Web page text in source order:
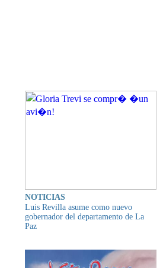
NOTICIAS
Luis Revilla asume como nuevo
gobernador del departamento de La
Paz